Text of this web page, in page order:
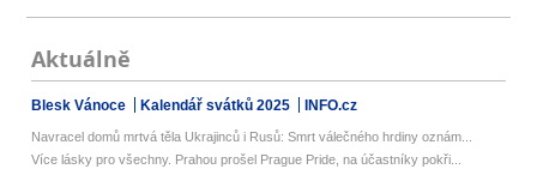
Aktuálně
Blesk Vánoce Kalendář svátků 2025 INFO.cz
Navracel domů mrtvá těla Ukrajinců i Rusů: Smrt válečného hrdiny oznám...
Více lásky pro všechny. Prahou prošel Prague Pride, na účastníky pokři...